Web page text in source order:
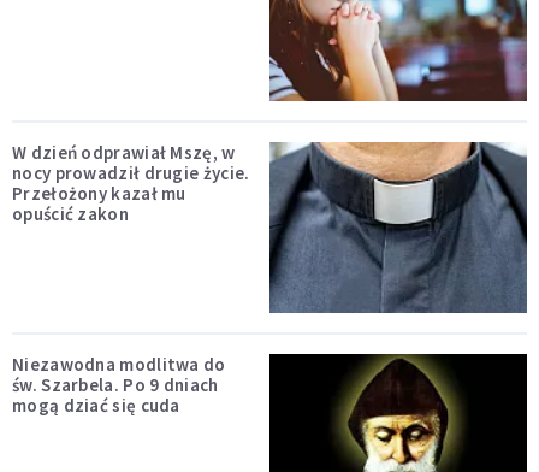
W dzień odprawiał Mszę, w
nocy prowadził drugie życie.
Przełożony kazał mu
opuścić zakon
Niezawodna modlitwa do
św. Szarbela. Po 9 dniach
mogą dziać się cuda